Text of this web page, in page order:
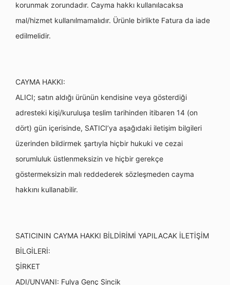
korunmak zorundadır. Cayma hakkı kullanılacaksa
mal/hizmet kullanılmamalıdır. Ürünle birlikte Fatura da iade
edilmelidir.
CAYMA HAKKI:
ALICI; satın aldığı ürünün kendisine veya gösterdiği
adresteki kişi/kuruluşa teslim tarihinden itibaren 14 (on
dört) gün içerisinde, SATICI’ya aşağıdaki iletişim bilgileri
üzerinden bildirmek şartıyla hiçbir hukuki ve cezai
sorumluluk üstlenmeksizin ve hiçbir gerekçe
göstermeksizin malı reddederek sözleşmeden cayma
hakkını kullanabilir.
SATICININ CAYMA HAKKI BİLDİRİMİ YAPILACAK İLETİŞİM
BİLGİLERİ:
ŞİRKET
ADI/UNVANI: Fulya Genç Sincik